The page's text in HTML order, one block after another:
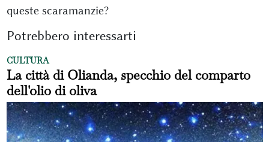
queste scaramanzie?
Potrebbero interessarti
CULTURA
La città di Olianda, specchio del comparto
dell'olio di oliva